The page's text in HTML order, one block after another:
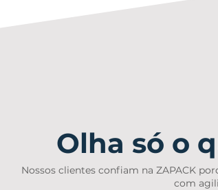
Olha só o
Nossos clientes confiam na ZAPACK
com